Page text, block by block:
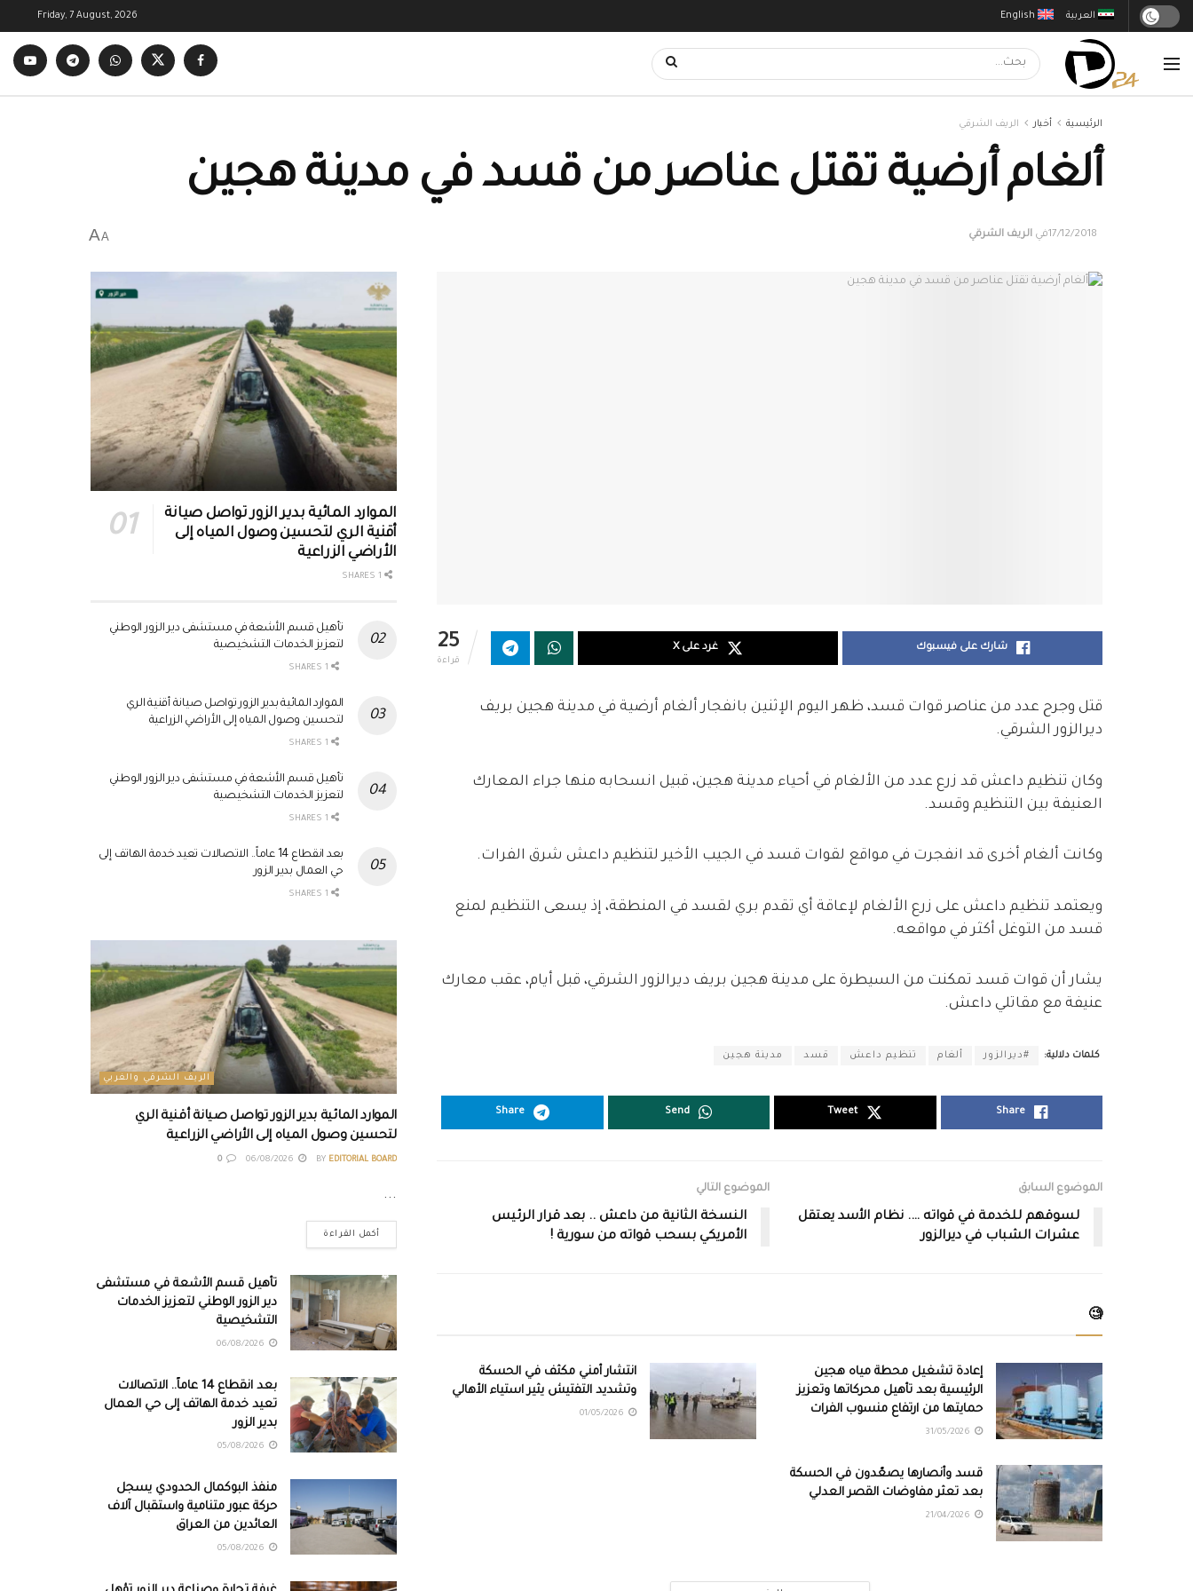
English العربية Friday, 7 August, 2026
الرئيسية أخبار الريف الشرقي
ألغام أرضية تقتل عناصر من قسد في مدينة هجين
17/12/2018 في الريف الشرقي A
A
25
قراءة
شارك على فيسبوك غرد على X
قتل وجرح عدد من عناصر قوات قسد، ظهر اليوم الإثنين بانفجار ألغام أرضية في مدينة هجين بريف
ديرالزور الشرقي.
وكان تنظيم داعش قد زرع عدد من الألغام في أحياء مدينة هجين، قبيل انسحابه منها جراء المعارك
العنيفة بين التنظيم وقسد.
وكانت ألغام أخرى قد انفجرت في مواقع لقوات قسد في الجيب الأخير لتنظيم داعش شرق الفرات.
ويعتمد تنظيم داعش على زرع الألغام لإعاقة أي تقدم بري لقسد في المنطقة، إذ يسعى التنظيم لمنع
قسد من التوغل أكثر في مواقعه.
يشار أن قوات قسد تمكنت من السيطرة على مدينة هجين بريف ديرالزور الشرقي، قبل أيام، عقب معارك
عنيفة مع مقاتلي داعش.
كلمات دلالية: #ديرالزور ألغام تنظيم داعش قسد مدينة هجين
Share
Tweet
Send
Share
الموضوع السابق
لسوقهم للخدمة في قواته …. نظام الأسد يعتقل
عشرات الشباب في ديرالزور
الموضوع التالي
النسخة الثانية من داعش .. بعد قرار الرئيس
الأمريكي بسحب قواته من سورية !
🧐
إعادة تشغيل محطة مياه هجين
الرئيسية بعد تأهيل محركاتها وتعزيز
حمايتها من ارتفاع منسوب الفرات
انتشار أمني مكثف في الحسكة
وتشديد التفتيش يثير استياء الأهالي
قسد وأنصارها يصعّدون في الحسكة
بعد تعثر مفاوضات القصر العدلي
الموارد المائية بدير الزور تواصل صيانة
أقنية الري لتحسين وصول المياه إلى
الأراضي الزراعية
تأهيل قسم الأشعة في مستشفى دير الزور الوطني
لتعزيز الخدمات التشخيصية
الموارد المائية بدير الزور تواصل صيانة أقنية الري
لتحسين وصول المياه إلى الأراضي الزراعية
تأهيل قسم الأشعة في مستشفى دير الزور الوطني
لتعزيز الخدمات التشخيصية
بعد انقطاع 14 عاماً.. الاتصالات تعيد خدمة الهاتف إلى
حي العمال بدير الزور
الريف الشرقي والغربي
الموارد المائية بدير الزور تواصل صيانة أقنية الري
لتحسين وصول المياه إلى الأراضي الزراعية
BY EDITORIAL BOARD
0
...
أكمل القراءة
تأهيل قسم الأشعة في مستشفى
دير الزور الوطني لتعزيز الخدمات
التشخيصية
بعد انقطاع 14 عاماً.. الاتصالات
تعيد خدمة الهاتف إلى حي العمال
بدير الزور
منفذ البوكمال الحدودي يسجل
حركة عبور متنامية واستقبال آلاف
العائدين من العراق